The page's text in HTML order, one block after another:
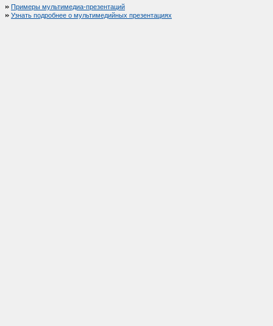
Примеры мультимедиа-презентаций
Узнать подробнее о мультимедийных презентациях